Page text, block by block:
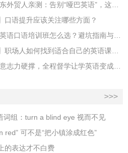
必克英语效果怎么样？2026广东外贸人亲测：告别“哑巴英语”，这才是成年人最高效的自救指南！
口语提升应该关注哪些方面？
实测厦门机构后讲讲：2026年英语口语培训班怎么选？避坑指南与高效学习新范式
【上海成人英语机构选择指南】职场人如何找到适合自己的英语课程？
【2026英语怎么学？】不用靠意志力硬撑，全程督学让学英语变成日常习惯
>>>
词组：turn a blind eye 视而不见
red” 可不是“把小镇涂成红色”
的表达才不白费